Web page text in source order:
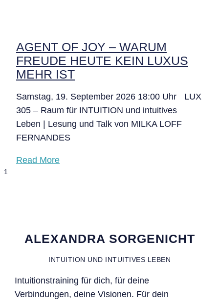
AGENT OF JOY – WARUM
FREUDE HEUTE KEIN LUXUS
MEHR IST
Samstag, 19. September 2026 18:00 Uhr LUX
305 – Raum für INTUITION und intuitives
Leben | Lesung und Talk von MILKA LOFF
FERNANDES
Read More
ALEXANDRA SORGENICHT
INTUITION UND INTUITIVES LEBEN
Intuitionstraining für dich, für deine
Verbindungen, deine Visionen. Für dein